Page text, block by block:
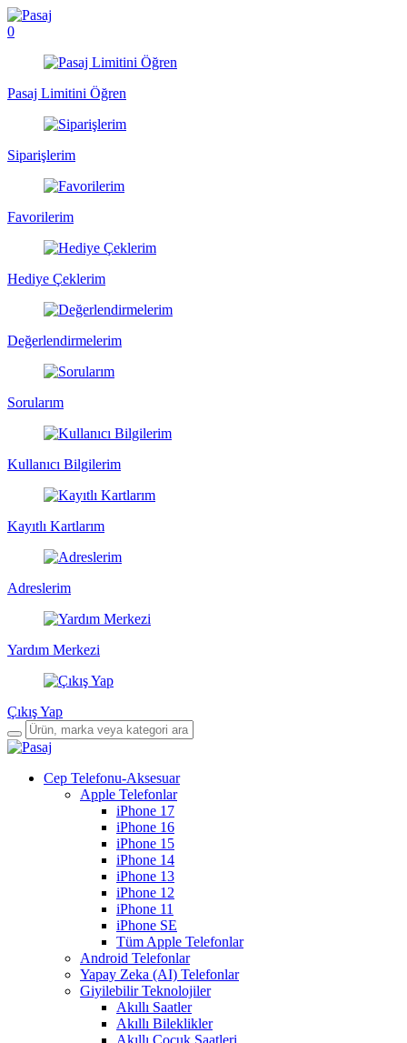
0
Pasaj Limitini Öğren
Siparişlerim
Favorilerim
Hediye Çeklerim
Değerlendirmelerim
Sorularım
Kullanıcı Bilgilerim
Kayıtlı Kartlarım
Adreslerim
Yardım Merkezi
Çıkış Yap
Cep Telefonu-Aksesuar
Apple Telefonlar
iPhone 17
iPhone 16
iPhone 15
iPhone 14
iPhone 13
iPhone 12
iPhone 11
iPhone SE
Tüm Apple Telefonlar
Android Telefonlar
Yapay Zeka (AI) Telefonlar
Giyilebilir Teknolojiler
Akıllı Saatler
Akıllı Bileklikler
Akıllı Çocuk Saatleri